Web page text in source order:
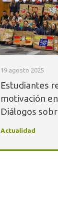
19 agosto 2025
Estudiantes
motivación
Diálogos
Actualidad